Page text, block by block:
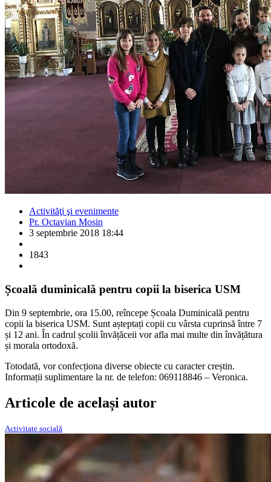
Activităţi şi evenimente
Pr. Octavian Mosin
3 septembrie 2018 18:44
1843
Școală duminicală pentru copii la biserica USM
Din 9 septembrie, ora 15.00, reîncepe Școala Duminicală pentru
copii la biserica USM. Sunt așteptați copii cu vârsta cuprinsă între 7
și 12 ani. În cadrul școlii învățăceii vor afla mai multe din învățătura
și morala ortodoxă.
Totodată, vor confecționa diverse obiecte cu caracter creștin.
Informații suplimentare la nr. de telefon: 069118846 – Veronica.
Articole de același autor
Activitate socială